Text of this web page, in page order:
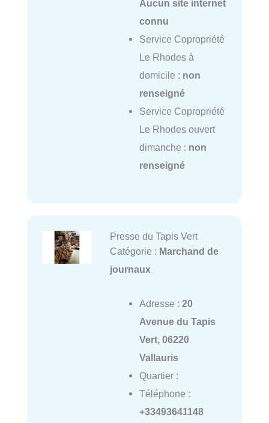
Aucun site internet
connu
Service Copropriété
Le Rhodes à
domicile : non
renseigné
Service Copropriété
Le Rhodes ouvert
dimanche : non
renseigné
Presse du Tapis Vert
Catégorie : Marchand de
journaux
Adresse : 20
Avenue du Tapis
Vert, 06220
Vallauris
Quartier :
Téléphone :
+33493641148